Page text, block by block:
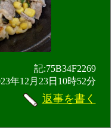
記:75B34F2269
年12月23日10時52分
返事を書く